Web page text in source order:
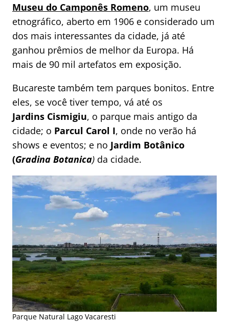
Museu do Camponês Romeno, um museu
etnográfico, aberto em 1906 e considerado um
dos mais interessantes da cidade, já até
ganhou prêmios de melhor da Europa. Há
mais de 90 mil artefatos em exposição.
Bucareste também tem parques bonitos. Entre
eles, se você tiver tempo, vá até os
Jardins Cismigiu, o parque mais antigo da
cidade; o Parcul Carol I, onde no verão há
shows e eventos; e no Jardim Botânico
(Gradina Botanica) da cidade.
Parque Natural Lago Vacaresti